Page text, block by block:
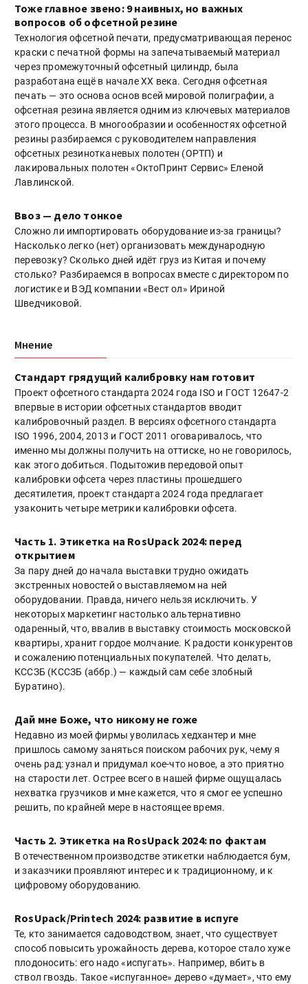
Тоже главное звено: 9 наивных, но важных
вопросов об офсетной резине
Технология офсетной печати, предусматривающая перенос
краски с печатной формы на запечатываемый материал
через промежуточный офсетный цилиндр, была
разработана ещё в начале XX века. Сегодня офсетная
печать — это основа основ всей мировой полиграфии, а
офсетная резина является одним из ключевых материалов
этого процесса. В многообразии и особенностях офсетной
резины разбираемся с руководителем направления
офсетных резинотканевых полотен (ОРТП) и
лакировальных полотен «ОктоПринт Сервис» Еленой
Лавлинской.
Ввоз — дело тонкое
Сложно ли импортировать оборудование из-за границы?
Насколько легко (нет) организовать международную
перевозку? Сколько дней идёт груз из Китая и почему
столько? Разбираемся в вопросах вместе с директором по
логистике и ВЭД компании «Вест ол» Ириной
Шведчиковой.
Мнение
Стандарт грядущий калибровку нам готовит
Проект офсетного стандарта 2024 года ISO и ГОСТ 12647-2
впервые в истории офсетных стандартов вводит
калибровочный раздел. В версиях офсетного стандарта
ISO 1996, 2004, 2013 и ГОСТ 2011 оговаривалось, что
именно мы должны получить на оттиске, но не говорилось,
как этого добиться. Подытожив передовой опыт
калибровки офсета через пластины прошедшего
десятилетия, проект стандарта 2024 года предлагает
узаконить четыре метрики калибровки офсета.
Часть 1. Этикетка на RosUpack 2024: перед
открытием
За пару дней до начала выставки трудно ожидать
экстренных новостей о выставляемом на ней
оборудовании. Правда, ничего нельзя исключить. У
некоторых маркетинг настолько альтернативно
одаренный, что, ввалив в выставку стоимость московской
квартиры, хранит гордое молчание. К радости конкурентов
и сожалению потенциальных покупателей. Что делать,
КССЗБ (КССЗБ (аббр.) — каждый сам себе злобный
Буратино).
Дай мне Боже, что никому не гоже
Недавно из моей фирмы уволилась хедхантер и мне
пришлось самому заняться поиском рабочих рук, чему я
очень рад: узнал и придумал кое-что новое, а это приятно
на старости лет. Острее всего в нашей фирме ощущалась
нехватка грузчиков и мне кажется, что я смог ее успешно
решить, по крайней мере в настоящее время.
Часть 2. Этикетка на RosUpack 2024: по фактам
В отечественном производстве этикетки наблюдается бум,
и заказчики проявляют интерес и к традиционному, и к
цифровому оборудованию.
RosUpack/Printech 2024: развитие в испуге
Те, кто занимается садоводством, знает, что существует
способ повысить урожайность дерева, которое стало хуже
плодоносить: его надо «испугать». Например, вбить в
ствол гвоздь. Такое «испуганное» дерево «думает», что ему